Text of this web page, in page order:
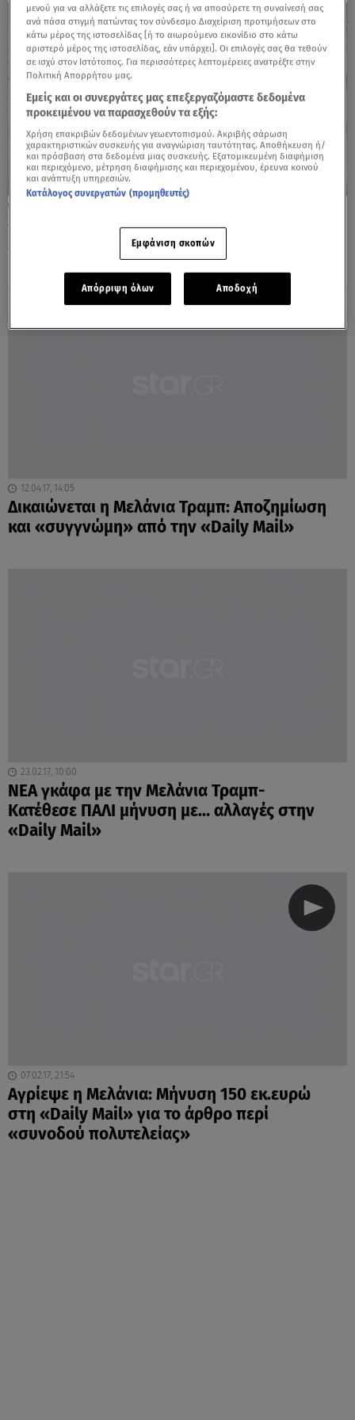
«Αν με βρουν θα με σκοτώσουν»:
Μυστήριο με την εξαφάνιση 30χρονης
12.04.17, 14:05
Δικαιώνεται η Μελάνια Τραμπ: Αποζημίωση
και «συγγνώμη» από την «Daily Mail»
23.02.17, 10:00
ΝΕΑ γκάφα με την Μελάνια Τραμπ-
Κατέθεσε ΠΑΛΙ μήνυση με… αλλαγές στην
«Daily Mail»
07.02.17, 21:54
Αγρίεψε η Μελάνια: Μήνυση 150 εκ.ευρώ
στη «Daily Mail» για το άρθρο περί
«συνοδού πολυτελείας»
μενού για να αλλάξετε τις επιλογές σας ή να αποσύρετε τη συναίνεσή σας
ανά πάσα στιγμή πατώντας τον σύνδεσμο Διαχείριση προτιμήσεων στο
κάτω μέρος της ιστοσελίδας [ή το αιωρούμενο εικονίδιο στο κάτω
αριστερό μέρος της ιστοσελίδας, εάν υπάρχει]. Οι επιλογές σας θα τεθούν
σε ισχύ στον Ιστότοπος. Για περισσότερες λεπτομέρειες ανατρέξτε στην
Πολιτική Απορρήτου μας.
Εμείς και οι συνεργάτες μας επεξεργαζόμαστε δεδομένα
προκειμένου να παρασχεθούν τα εξής:
Χρήση επακριβών δεδομένων γεωεντοπισμού. Ακριβής σάρωση
χαρακτηριστικών συσκευής για αναγνώριση ταυτότητας. Αποθήκευση ή/
και πρόσβαση στα δεδομένα μιας συσκευής. Εξατομικευμένη διαφήμιση
και περιεχόμενο, μέτρηση διαφήμισης και περιεχομένου, έρευνα κοινού
και ανάπτυξη υπηρεσιών.
Κατάλογος συνεργατών (προμηθευτές)
Εμφάνιση σκοπών
Απόρριψη όλων Αποδοχή